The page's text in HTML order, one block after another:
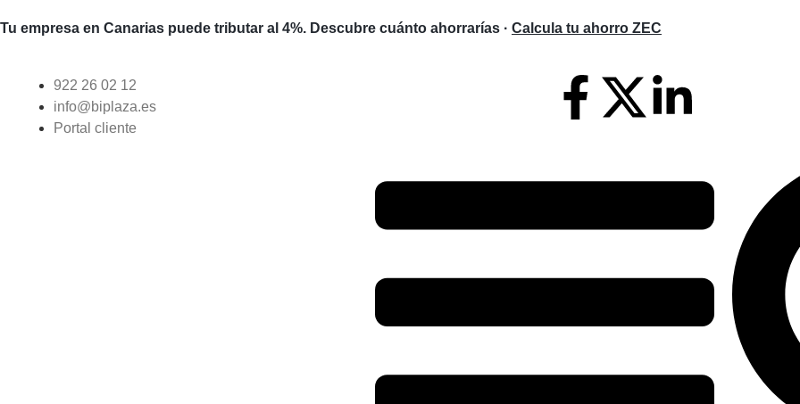
Tu empresa en Canarias puede tributar al 4%. Descubre cuánto ahorrarías · Calcula tu ahorro ZEC
922 26 02 12
info@biplaza.es
Portal cliente